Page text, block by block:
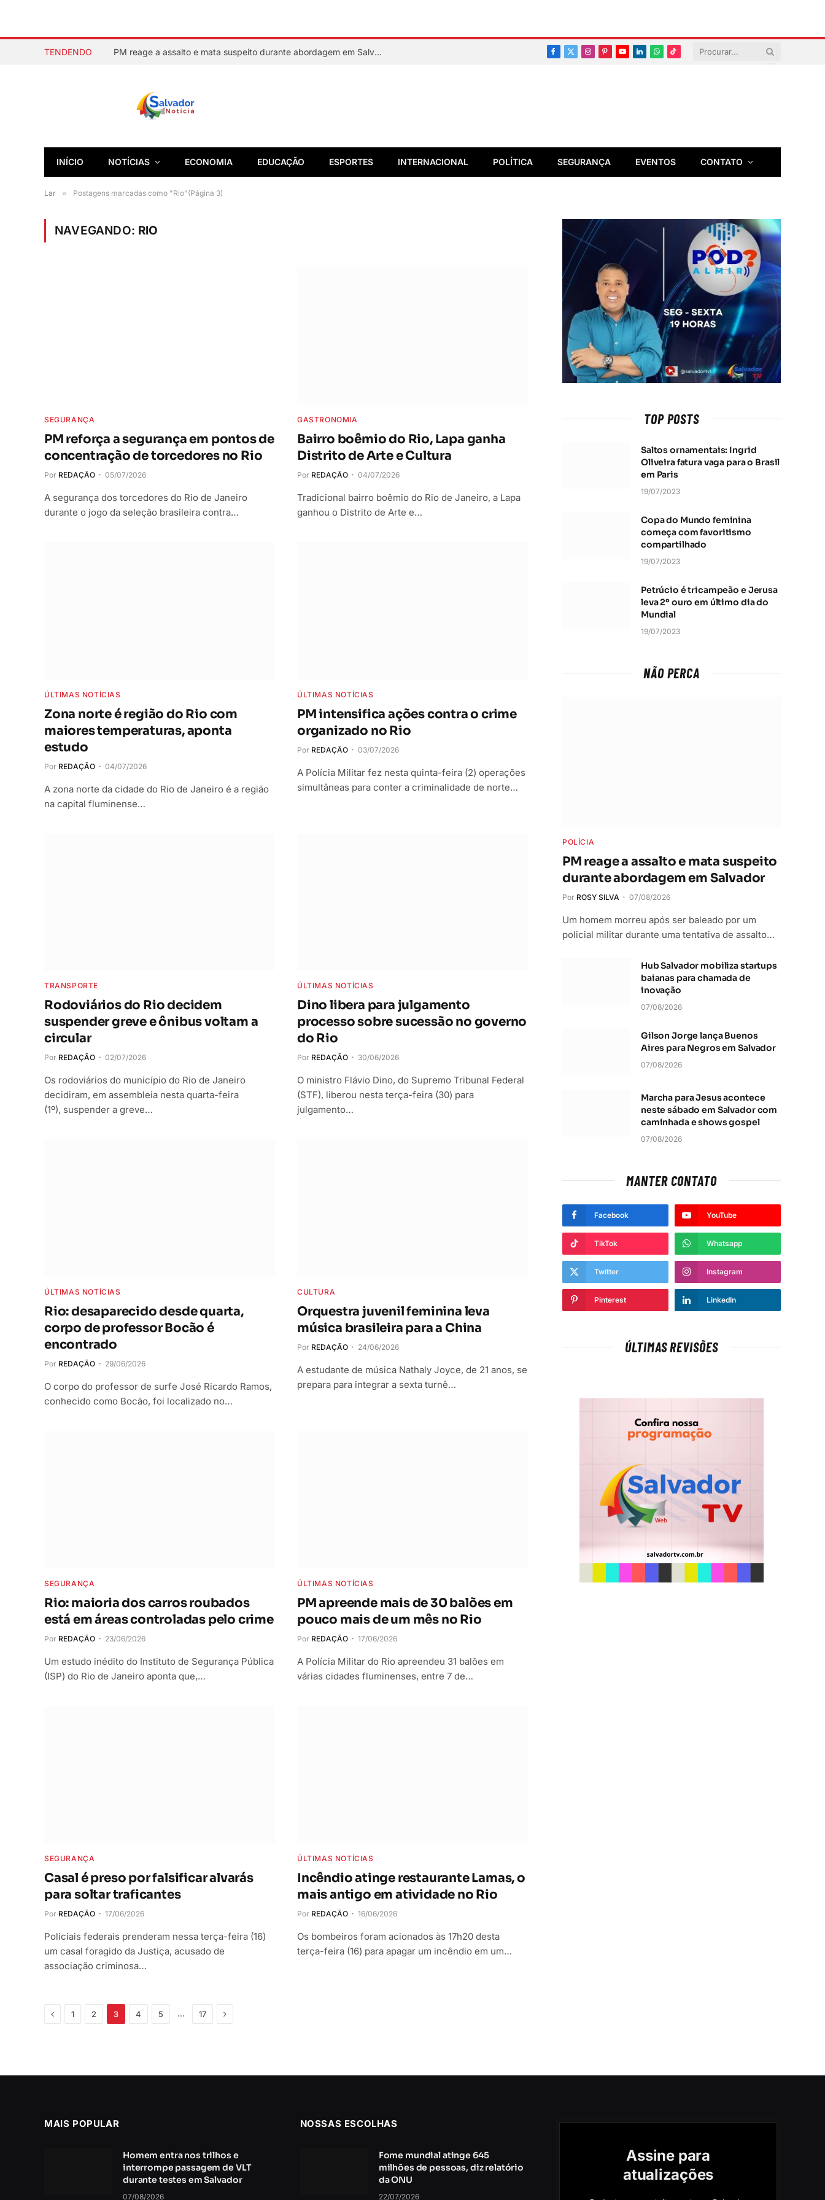
TENDENDO PM reage a assalto e mata suspeito durante abordagem em Salvador
Facebook
X
Instagram
PinterestYouTubeLinkedInWhatsapp
TikTok
INÍCIO NOTÍCIAS ECONOMIA EDUCAÇÃO ESPORTES INTERNACIONAL POLÍTICA SEGURANÇA EVENTOS CONTATO
Lar » Postagens marcadas como "Rio"(Página 3)
NAVEGANDO: RIO
SEGURANÇA
PM reforça a segurança em pontos de
concentração de torcedores no Rio
Por REDAÇÃO 05/07/2026
A segurança dos torcedores do Rio de Janeiro
durante o jogo da seleção brasileira contra…
GASTRONOMIA
Bairro boêmio do Rio, Lapa ganha
Distrito de Arte e Cultura
Por REDAÇÃO 04/07/2026
Tradicional bairro boêmio do Rio de Janeiro, a Lapa
ganhou o Distrito de Arte e…
ÚLTIMAS NOTÍCIAS
Zona norte é região do Rio com
maiores temperaturas, aponta
estudo
Por REDAÇÃO 04/07/2026
A zona norte da cidade do Rio de Janeiro é a região
na capital fluminense…
ÚLTIMAS NOTÍCIAS
PM intensifica ações contra o crime
organizado no Rio
Por REDAÇÃO 03/07/2026
A Polícia Militar fez nesta quinta-feira (2) operações
simultâneas para conter a criminalidade de norte…
TRANSPORTE
Rodoviários do Rio decidem
suspender greve e ônibus voltam a
circular
Por REDAÇÃO 02/07/2026
Os rodoviários do município do Rio de Janeiro
decidiram, em assembleia nesta quarta-feira
(1º), suspender a greve…
ÚLTIMAS NOTÍCIAS
Dino libera para julgamento
processo sobre sucessão no governo
do Rio
Por REDAÇÃO 30/06/2026
O ministro Flávio Dino, do Supremo Tribunal Federal
(STF), liberou nesta terça-feira (30) para
julgamento…
ÚLTIMAS NOTÍCIAS
Rio: desaparecido desde quarta,
corpo de professor Bocão é
encontrado
Por REDAÇÃO 29/06/2026
O corpo do professor de surfe José Ricardo Ramos,
conhecido como Bocão, foi localizado no…
CULTURA
Orquestra juvenil feminina leva
música brasileira para a China
Por REDAÇÃO 24/06/2026
A estudante de música Nathaly Joyce, de 21 anos, se
prepara para integrar a sexta turnê…
SEGURANÇA
Rio: maioria dos carros roubados
está em áreas controladas pelo crime
Por REDAÇÃO 23/06/2026
Um estudo inédito do Instituto de Segurança Pública
(ISP) do Rio de Janeiro aponta que,…
ÚLTIMAS NOTÍCIAS
PM apreende mais de 30 balões em
pouco mais de um mês no Rio
Por REDAÇÃO 17/06/2026
A Polícia Militar do Rio apreendeu 31 balões em
várias cidades fluminenses, entre 7 de…
SEGURANÇA
Casal é preso por falsificar alvarás
para soltar traficantes
Por REDAÇÃO 17/06/2026
Policiais federais prenderam nessa terça-feira (16)
um casal foragido da Justiça, acusado de
associação criminosa…
ÚLTIMAS NOTÍCIAS
Incêndio atinge restaurante Lamas, o
mais antigo em atividade no Rio
Por REDAÇÃO 16/06/2026
Os bombeiros foram acionados às 17h20 desta
terça-feira (16) para apagar um incêndio em um…
Anterior
1 2 3 4 5 … 17 Próximo
TOP POSTS
Saltos ornamentais: Ingrid
Oliveira fatura vaga para o Brasil
em Paris
19/07/2023
Copa do Mundo feminina
começa com favoritismo
compartilhado
19/07/2023
Petrúcio é tricampeão e Jerusa
leva 2º ouro em último dia do
Mundial
19/07/2023
NÃO PERCA
POLÍCIA
PM reage a assalto e mata suspeito
durante abordagem em Salvador
Por ROSY SILVA 07/08/2026
Um homem morreu após ser baleado por um
policial militar durante uma tentativa de assalto…
Hub Salvador mobiliza startups
baianas para chamada de
inovação
07/08/2026
Gilson Jorge lança Buenos
Aires para Negros em Salvador
07/08/2026
Marcha para Jesus acontece
neste sábado em Salvador com
caminhada e shows gospel
07/08/2026
MANTER CONTATO
Facebook YouTube
TikTok Whatsapp
Twitter Instagram
Pinterest LinkedIn
ÚLTIMAS REVISÕES
MAIS POPULAR
Homem entra nos trilhos e
interrompe passagem de VLT
durante testes em Salvador
07/08/2026
NOSSAS ESCOLHAS
Fome mundial atinge 645
milhões de pessoas, diz relatório
da ONU
22/07/2026
Assine para
atualizações